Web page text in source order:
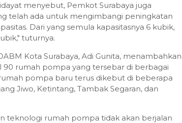
menyebut, Pemkot Surabaya juga
telah ada untuk mengimbangi peningkatan
Dari yang semula kapasitasnya 6 kubik,
tuturnya.
Kota Surabaya, Adi Gunita, menambahkan
90 rumah pompa yang tersebar di berbagai
pompa baru terus dikebut di beberapa
Jiwo, Ketintang, Tambak Segaran, dan
teknologi rumah pompa tidak akan berjalan